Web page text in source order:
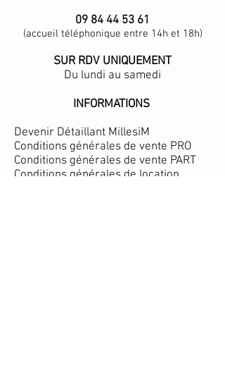
09 84 44 53 61
(accueil téléphonique entre 14h et 18h)
SUR RDV UNIQUEMENT
Du lundi au samedi
INFORMATIONS
Devenir Détaillant MillesiM
Conditions générales de vente PRO
Conditions générales de vente PART
Conditions générales de location